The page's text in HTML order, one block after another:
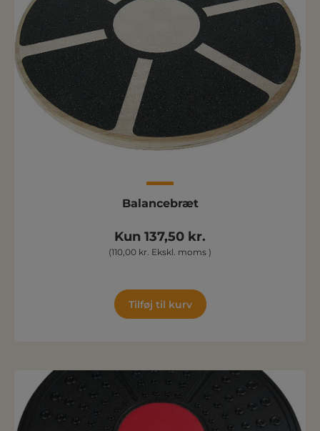
Balancebræt
Kun 137,50 kr.
(110,00 kr. Ekskl. moms )
Tilføj til kurv